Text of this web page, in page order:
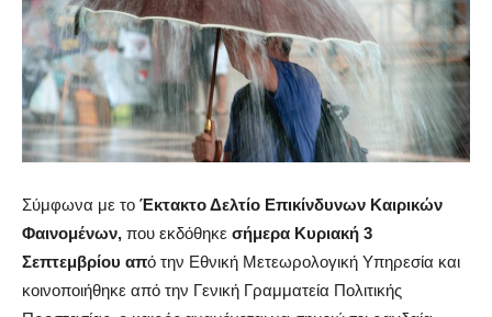
Σύμφωνα με το Έκτακτο Δελτίο Επικίνδυνων Καιρικών
Φαινομένων, που εκδόθηκε σήμερα Κυριακή 3
Σεπτεμβρίου από την Εθνική Μετεωρολογική Υπηρεσία και
κοινοποιήθηκε από την Γενική Γραμματεία Πολιτικής